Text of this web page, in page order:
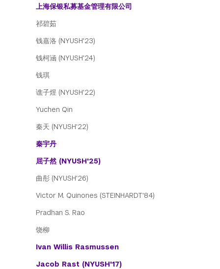
上海保银私募基金管理有限公司
祁碧茹
钱嘉洛 (NYUSH'23)
钱柯涵 (NYUSH'24)
钱琪
谯子煜 (NYUSH'22)
Yuchen Qin
秦天 (NYUSH'22)
秦宇丹
屈子然 (NYUSH'25)
曲彤 (NYUSH'26)
Victor M. Quinones (STEINHARDT'84)
Pradhan S. Rao
饶柳
Ivan Willis Rasmussen
Jacob Rast (NYUSH'17)